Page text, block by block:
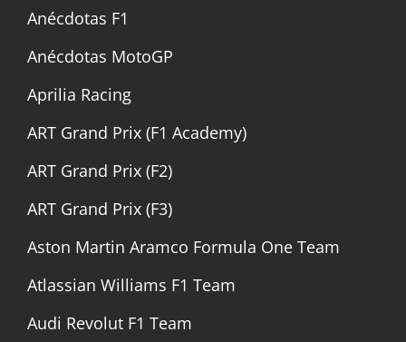
Anécdotas F1
Anécdotas MotoGP
Aprilia Racing
ART Grand Prix (F1 Academy)
ART Grand Prix (F2)
ART Grand Prix (F3)
Aston Martin Aramco Formula One Team
Atlassian Williams F1 Team
Audi Revolut F1 Team